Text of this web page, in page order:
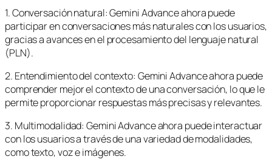
1. Conversación natural: Gemini Advance ahora puede
participar en conversaciones más naturales con los usuarios,
gracias a avances en el procesamiento del lenguaje natural
(PLN).
2. Entendimiento del contexto: Gemini Advance ahora puede
comprender mejor el contexto de una conversación, lo que le
permite proporcionar respuestas más precisas y relevantes.
3. Multimodalidad: Gemini Advance ahora puede interactuar
con los usuarios a través de una variedad de modalidades,
como texto, voz e imágenes.